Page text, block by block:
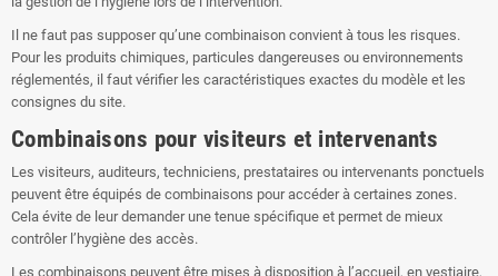
Il ne faut pas supposer qu’une combinaison convient à tous les risques.
Pour les produits chimiques, particules dangereuses ou environnements
réglementés, il faut vérifier les caractéristiques exactes du modèle et les
consignes du site.
Combinaisons pour visiteurs et intervenants
Les visiteurs, auditeurs, techniciens, prestataires ou intervenants ponctuels
peuvent être équipés de combinaisons pour accéder à certaines zones.
Cela évite de leur demander une tenue spécifique et permet de mieux
contrôler l’hygiène des accès.
Les combinaisons peuvent être mises à disposition à l’accueil, en vestiaire,